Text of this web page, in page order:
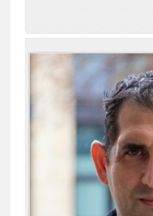
– לוי
חמורה מעצרים
תעבורה
אסירים